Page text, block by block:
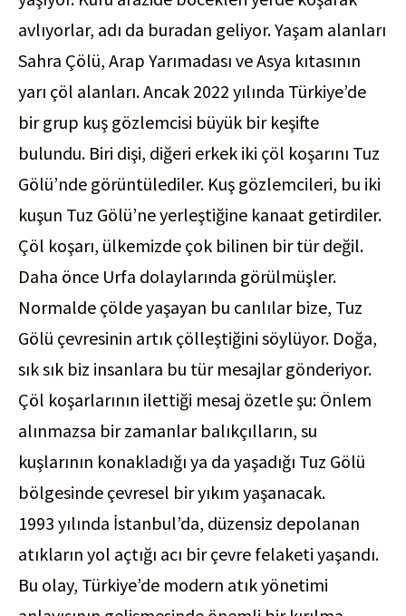
avlıyorlar, adı da buradan geliyor. Yaşam alanları
Sahra Çölü, Arap Yarımadası ve Asya kıtasının
yarı çöl alanları. Ancak 2022 yılında Türkiye’de
bir grup kuş gözlemcisi büyük bir keşifte
bulundu. Biri dişi, diğeri erkek iki çöl koşarını Tuz
Gölü’nde görüntülediler. Kuş gözlemcileri, bu iki
kuşun Tuz Gölü’ne yerleştiğine kanaat getirdiler.
Çöl koşarı, ülkemizde çok bilinen bir tür değil.
Daha önce Urfa dolaylarında görülmüşler.
Normalde çölde yaşayan bu canlılar bize, Tuz
Gölü çevresinin artık çölleştiğini söylüyor. Doğa,
sık sık biz insanlara bu tür mesajlar gönderiyor.
Çöl koşarlarının ilettiği mesaj özetle şu: Önlem
alınmazsa bir zamanlar balıkçılların, su
kuşlarının konakladığı ya da yaşadığı Tuz Gölü
bölgesinde çevresel bir yıkım yaşanacak.
1993 yılında İstanbul’da, düzensiz depolanan
atıkların yol açtığı acı bir çevre felaketi yaşandı.
Bu olay, Türkiye’de modern atık yönetimi